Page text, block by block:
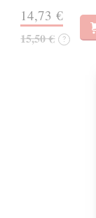
14,73 €
15,50 € ?